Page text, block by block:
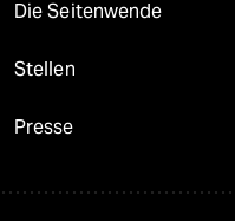
Die Seitenwende
Stellen
Presse